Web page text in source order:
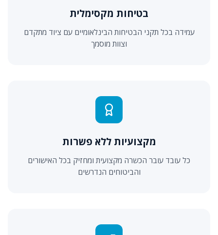
בטיחות מקסימלית
עמידה בכל תקני הבטיחות הבינלאומיים עם ציוד מתקדם
וצוות מוסמך
מקצועיות ללא פשרות
כל עובד עובר הכשרה מקצועית ומחזיק בכל האישורים
והביטוחים הנדרשים